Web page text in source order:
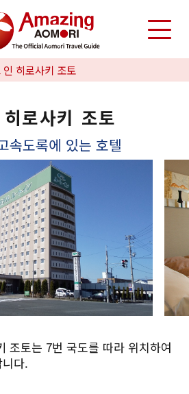
인 히로사키 조토
로사키 조토
속도록에 있는 호텔
조토는 7번 국도를 따라 위치하여
다.